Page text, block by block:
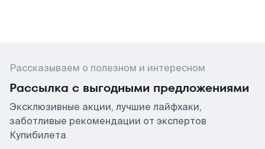
Рассказываем о полезном и интересном
Рассылка с выгодными предложениями
Эксклюзивные акции, лучшие лайфхаки,
заботливые рекомендации от экспертов
Купибилета